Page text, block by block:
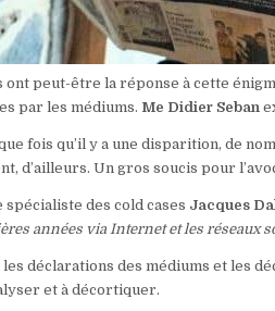
peut-être la réponse à cette
par les médiums. Me Didier Seban
fois qu’il y a une disparition, de
d’ailleurs. Un gros soucis pour
spécialiste des cold cases Jacques
années via Internet et les réseaux
déclarations des médiums et les
et à décortiquer.